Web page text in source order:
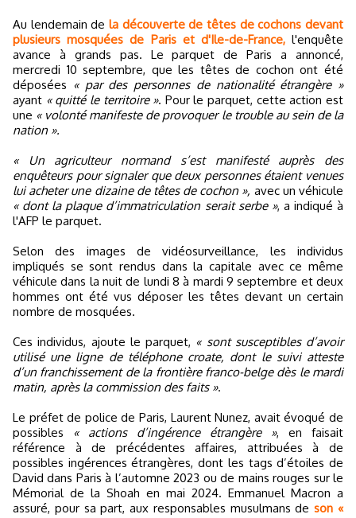
Au lendemain de la découverte de têtes de cochons devant
plusieurs mosquées de Paris et d'Ile-de-France,l'enquête
avance à grands pas. Le parquet de Paris a annoncé,
mercredi 10 septembre, que les têtes de cochon ont été
déposées « par des personnes de nationalité étrangère »
ayant « quitté le territoire ». Pour le parquet, cette action est
une « volonté manifeste de provoquer le trouble au sein de la
nation ».
« Un agriculteur normand s’est manifesté auprès des
enquêteurs pour signaler que deux personnes étaient venues
lui acheter une dizaine de têtes de cochon », avec un véhicule
« dont la plaque d’immatriculation serait serbe », a indiqué à
l'AFP le parquet.
Selon des images de vidéosurveillance, les individus
impliqués se sont rendus dans la capitale avec ce même
véhicule dans la nuit de lundi 8 à mardi 9 septembre et deux
hommes ont été vus déposer les têtes devant un certain
nombre de mosquées.
Ces individus, ajoute le parquet, « sont susceptibles d’avoir
utilisé une ligne de téléphone croate, dont le suivi atteste
d’un franchissement de la frontière franco-belge dès le mardi
matin, après la commission des faits ».
Le préfet de police de Paris, Laurent Nunez, avait évoqué de
possibles
« actions d’ingérence étrangère », en faisait
référence à de précédentes affaires, attribuées à de
possibles ingérences étrangères, dont les tags d’étoiles de
David dans Paris à l’automne 2023 ou de mains rouges sur le
Mémorial de la Shoah en mai 2024. Emmanuel Macron a
assuré, pour sa part, aux responsables musulmans deson «